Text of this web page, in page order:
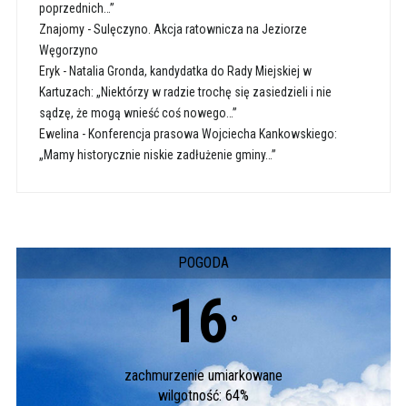
poprzednich…”
Znajomy-Sulęczyno. Akcja ratownicza na Jeziorze
Węgorzyno
Eryk- Natalia Gronda, kandydatka do Rady Miejskiej w
Kartuzach: „Niektórzy w radzie trochę się zasiedzieli i nie
sądzę, że mogą wnieść coś nowego…”
Ewelina- Konferencja prasowa Wojciecha Kankowskiego:
„Mamy historycznie niskie zadłużenie gminy…”
POGODA
16 °
zachmurzenie umiarkowane
wilgotność: 64%